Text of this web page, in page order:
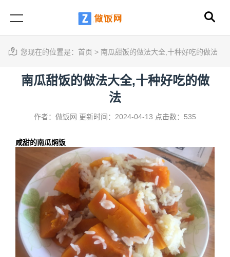
您现在的位置是： 首页 > 南瓜甜饭的做法大全,十种好吃的做法
南瓜甜饭的做法大全,十种好吃的做
法
作者：做饭网 更新时间：2024-04-13 点击数：535
咸甜的南瓜焖饭